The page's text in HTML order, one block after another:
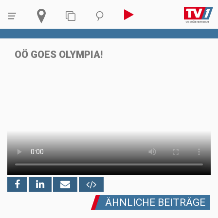
OÖ GOES OLYMPIA!
ÄHNLICHE BEITRÄGE